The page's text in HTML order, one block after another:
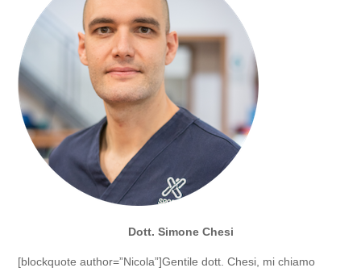
Dott. Simone Chesi
[blockquote author=”Nicola”]Gentile dott. Chesi, mi chiamo